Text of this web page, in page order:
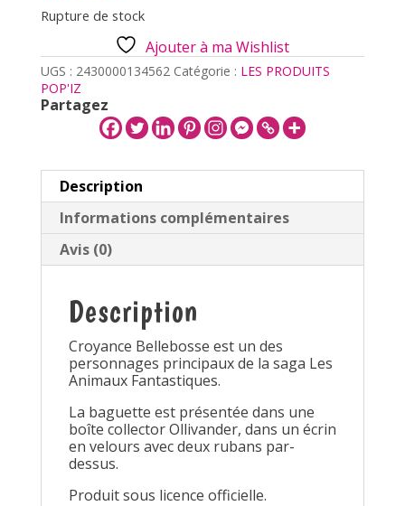
Rupture de stock
Ajouter à ma Wishlist
UGS : 2430000134562 Catégorie : LES PRODUITS
POP'IZ
Partagez
Description
Informations complémentaires
Avis (0)
Description
Croyance Bellebosse est un des
personnages principaux de la saga Les
Animaux Fantastiques.
La baguette est présentée dans une
boîte collector Ollivander, dans un écrin
en velours avec deux rubans par-
dessus.
Produit sous licence officielle.